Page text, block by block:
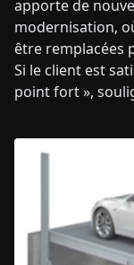
apporte de
modernisation,
être remplacées
Si le client est
point fort »,